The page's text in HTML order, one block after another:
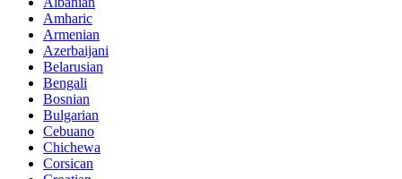
Amharic
Armenian
Azerbaijani
Belarusian
Bengali
Bosnian
Bulgarian
Cebuano
Chichewa
Corsican